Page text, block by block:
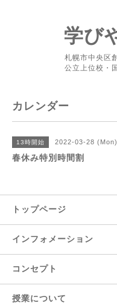
学び
札幌市中央区
公立上位校・
カレンダー
13時開始 2022-03-28
春休み特別時間割
トップページ
インフォメーション
コンセプト
授業について